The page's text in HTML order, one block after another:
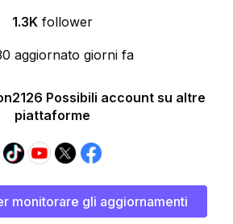
1.3K follower
aggiornato giorni fa
Possibili account su altre
piattaforme
monitorare gli aggiornamenti